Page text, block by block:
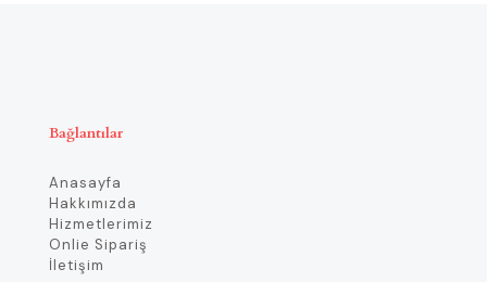
Bağlantılar
Anasayfa
Hakkımızda
Hizmetlerimiz
Onlie Sipariş
İletişim